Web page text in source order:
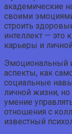
академические
своими
строить
интеллект — это
карьеры и
Эмоциональный
аспекты, как
социальные
личной жизни,
умение
отношения с
известный